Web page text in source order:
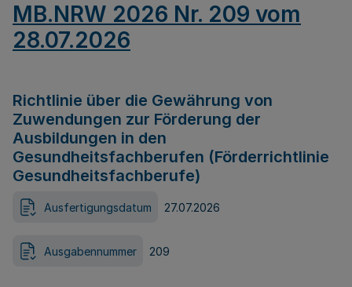
MB.NRW 2026 Nr. 209 vom
28.07.2026
Richtlinie über die Gewährung von
Zuwendungen zur Förderung der
Ausbildungen in den
Gesundheitsfachberufen (Förderrichtlinie
Gesundheitsfachberufe)
Ausfertigungsdatum 27.07.2026
Ausgabennummer 209